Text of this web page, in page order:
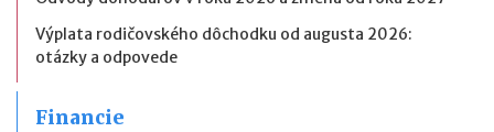
Výplata rodičovského dôchodku od augusta 2026:
otázky a odpovede
Financie